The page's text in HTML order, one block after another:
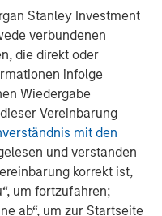
Stanley Investment
verbundenen
die direkt oder
infolge
Wiedergabe
Vereinbarung
mit den
und verstanden
korrekt ist,
um fortzufahren;
ab“, um zur Startseite
about Morgan Stanley
capitalpartners
global financial
of investment
and wealth
employees serve